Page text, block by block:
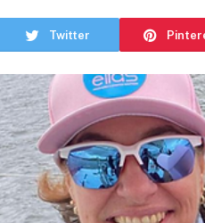
Twitter